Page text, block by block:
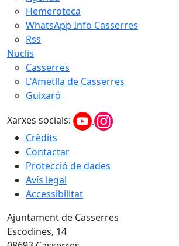
Hemeroteca
WhatsApp Info Casserres
Rss
Nuclis
Casserres
L'Ametlla de Casserres
Guixaró
Xarxes socials:
Crèdits
Contactar
Protecció de dades
Avís legal
Accessibilitat
Ajuntament de Casserres
Escodines, 14